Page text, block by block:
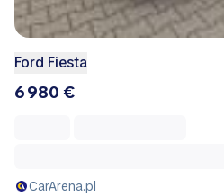
Ford Fiesta
6 980 €
CarArena.pl